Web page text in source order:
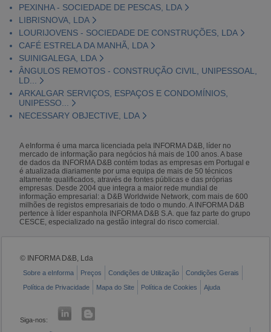
PEXINHA - SOCIEDADE DE PESCAS, LDA
LIBRISNOVA, LDA
LOURIJOVENS - SOCIEDADE DE CONSTRUÇÕES, LDA
CAFÉ ESTRELA DA MANHÃ, LDA
SUINIGALEGA, LDA
ÂNGULOS REMOTOS - CONSTRUÇÃO CIVIL, UNIPESSOAL,
LD...
ARKALGAR SERVIÇOS, ESPAÇOS E CONDOMÍNIOS,
UNIPESSO...
NECESSARY OBJECTIVE, LDA
A eInforma é uma marca licenciada pela INFORMA D&B, líder no
mercado de informação para negócios há mais de 100 anos. A base
de dados da INFORMA D&B contém todas as empresas em Portugal e
é atualizada diariamente por uma equipa de mais de 50 técnicos
altamente qualificados, através de fontes públicas e das próprias
empresas. Desde 2004 que integra a maior rede mundial de
informação empresarial: a D&B Worldwide Network, com mais de 600
milhões de registos empresariais de todo o mundo. A INFORMA D&B
pertence à líder espanhola INFORMA D&B S.A. que faz parte do grupo
CESCE, especializado na gestão integral do risco comercial.
© INFORMA D&B, Lda
Sobre a eInforma Preços Condições de Utilização
Condições Gerais
Política de Privacidade
Mapa do Site Política de Cookies Ajuda
Siga-nos: